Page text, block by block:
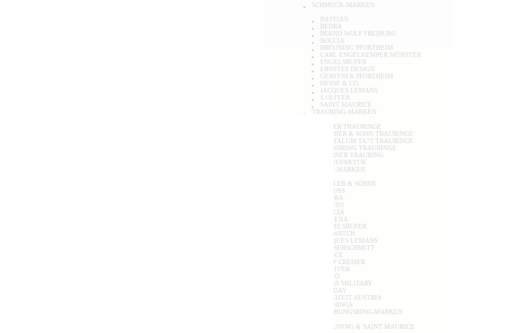
SCHMUCK-MARKEN
BASTIAN
BEDRA
BERND WOLF FREIBURG
BOCCIA
BREUNING PFORZHEIM
CARL ENGELKEMPER MÜNSTER
ENGELSRUFER
ERNSTES DESIGN
GERSTNER PFORZHEIM
HESSE & CO.
JACQUES LEMANS
S.OLIVER
SAINT MAURICE
TRAURING-MARKEN
BAYER TRAURINGE
FISCHER & SOHN TRAURINGE
TANTALUM TA73 TRAURINGE
WIESNRING TRAURINGE
WÖRNER TRAURING
MANUFAKTUR
UHREN-MARKEN
ABELER & SÖHNE
ACROSS
ADORA
ARISTO
BOCCIA
DUGENA
ENGELSRUFER
ICE WATCH
JACQUES LEMANS
MESSERSCHMITT
POLICE
ROLF CREMER
S.OLIVER
SEIKO
SWISS MILITARY
TEKDAY
WAIDZEIT AUSTRIA
WITHINGS
VERLOBUNGSRING-MARKEN
BREUNING & SAINT MAURICE